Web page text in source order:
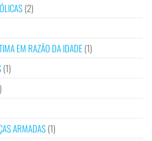
(2)
EM RAZÃO DA IDADE(1)
(1)
ARMADAS(1)